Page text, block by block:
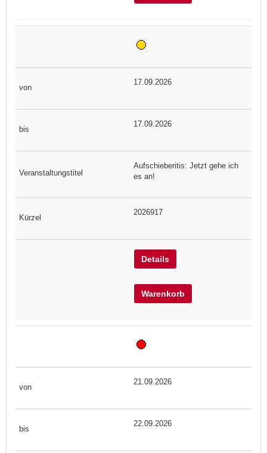
17.09.2026
17.09.2026
Aufschieberitis: Jetzt gehe ich
es an!
2026917
Details
Warenkorb
21.09.2026
22.09.2026